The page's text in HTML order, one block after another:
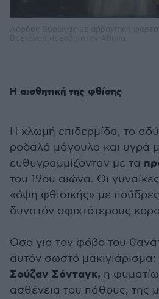
Η αισθητική της φθίσης
Η χλωμή επιδερμίδα, το
ροδαλά μάγουλα και υγρά
ευθυγραμμίζονταν με τα
του 19ου αιώνα. Οι
«όψη φθισικής» με
δυνατόν σφιχτότερους
Όσο για τον φόβο του
αυτόν σωστό
Σούζαν Σόνταγκ, η
ασθένεια του πάθους, της